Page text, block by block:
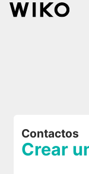
Contactos
Crear